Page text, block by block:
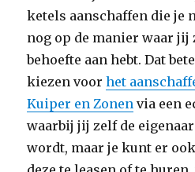
ketels aanschaffen die je
nog op de manier waar jij
behoefte aan hebt. Dat
kiezen voorhet
Kuiper en Zonen via een
waarbij jij zelf de
wordt, maar je kunt er